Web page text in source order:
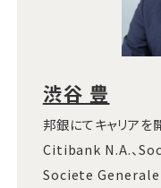
渋谷 豊
邦銀にてキャリアを
Citibank N.A.、
Societe